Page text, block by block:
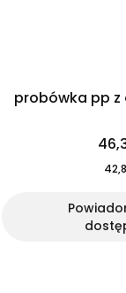
probówka pp z